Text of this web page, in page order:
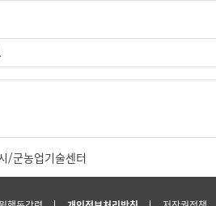
/군농업기술센터